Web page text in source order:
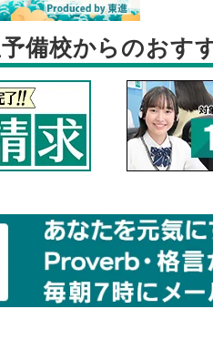
備校からのおす